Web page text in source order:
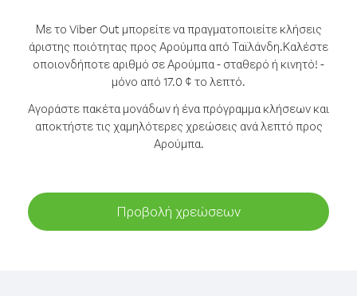
Με το Viber Out μπορείτε να πραγματοποιείτε κλήσεις
άριστης ποιότητας προς Αρούμπα από Ταϊλάνδη.Καλέστε
οποιονδήποτε αριθμό σε Αρούμπα - σταθερό ή κινητό! -
μόνο από 17.0 ¢ το λεπτό.
Αγοράστε πακέτα μονάδων ή ένα πρόγραμμα κλήσεων και
αποκτήστε τις χαμηλότερες χρεώσεις ανά λεπτό προς
Αρούμπα.
Προβολή χρεώσεων